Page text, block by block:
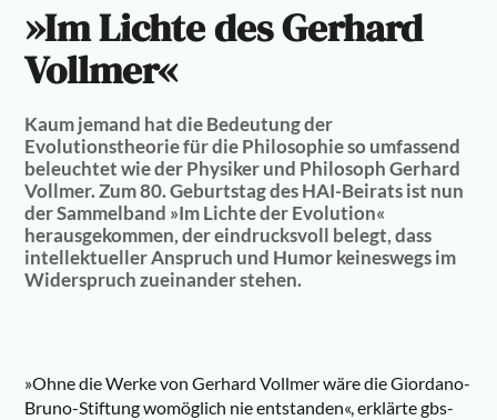
»Im Lichte des Gerhard
Vollmer«
Kaum jemand hat die Bedeutung der
Evolutionstheorie für die Philosophie so umfassend
beleuchtet wie der Physiker und Philosoph Gerhard
Vollmer. Zum 80. Geburtstag des HAI-Beirats ist nun
der Sammelband »Im Lichte der Evolution«
herausgekommen, der eindrucksvoll belegt, dass
intellektueller Anspruch und Humor keineswegs im
Widerspruch zueinander stehen.
»Ohne die Wer­ke von Ger­hard Voll­mer wäre die Giord­a­no-
Bru­no-Stif­tung womög­lich nie ent­stan­den«, erklär­te gbs-